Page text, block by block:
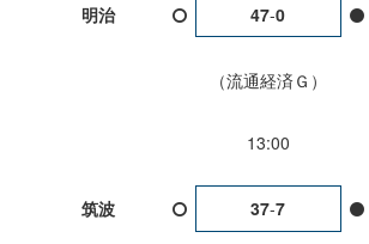
明治 47-0
流通経済Ｇ
13:00
筑波 37-7